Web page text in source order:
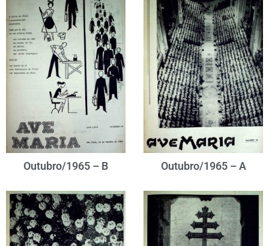
Outubro/1965 – B Outubro/1965 – A